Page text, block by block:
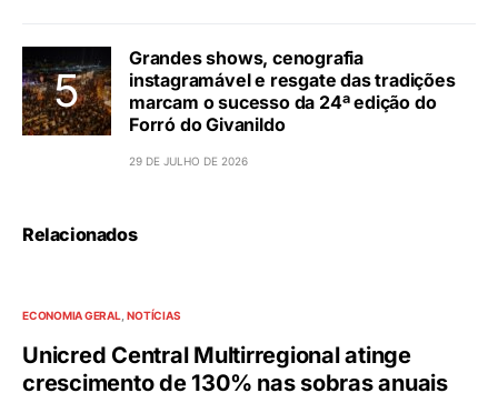
Grandes shows, cenografia
instagramável e resgate das tradições
marcam o sucesso da 24ª edição do
Forró do Givanildo
29 DE JULHO DE 2026
Relacionados
ECONOMIA GERAL NOTÍCIAS
Unicred Central Multirregional atinge
crescimento de 130% nas sobras anuais